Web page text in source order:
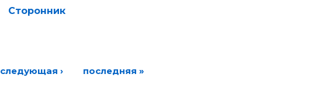
Сторонник
следующая › последняя »